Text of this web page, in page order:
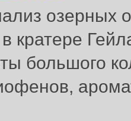
озерных
кратере
большого